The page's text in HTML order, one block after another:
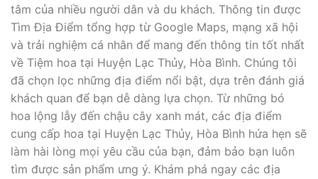
tâm của nhiều người dân và du khách. Thông tin được
Tìm Địa Điểm tổng hợp từ Google Maps, mạng xã hội
và trải nghiệm cá nhân để mang đến thông tin tốt nhất
về Tiệm hoa tại Huyện Lạc Thủy, Hòa Bình. Chúng tôi
đã chọn lọc những địa điểm nổi bật, dựa trên đánh giá
khách quan để bạn dễ dàng lựa chọn. Từ những bó
hoa lộng lẫy đến chậu cây xanh mát, các địa điểm
cung cấp hoa tại Huyện Lạc Thủy, Hòa Bình hứa hẹn sẽ
làm hài lòng mọi yêu cầu của bạn, đảm bảo bạn luôn
tìm được sản phẩm ưng ý. Khám phá ngay các địa